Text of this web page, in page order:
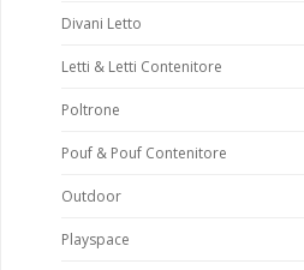
Divani Letto
Letti & Letti Contenitore
Poltrone
Pouf & Pouf Contenitore
Outdoor
Playspace